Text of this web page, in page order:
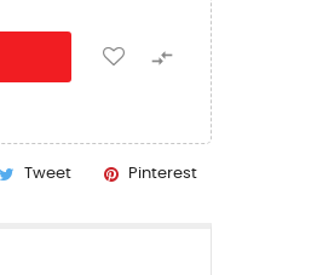

Tweet Pinterest